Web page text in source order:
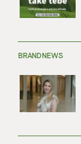
BRANDNEWS